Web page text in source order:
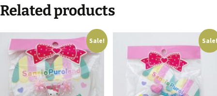
Related products
Sale! Sale!